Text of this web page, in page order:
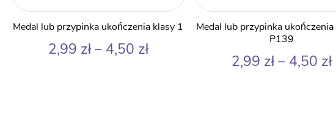
Medal lub przypinka ukończenia klasy 1
2,99 zł– 4,50 złZakres
Medal lub przypinka
P139
2,99 zł– 4,50 zł